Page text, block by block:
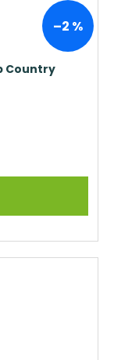
–2 %
Country